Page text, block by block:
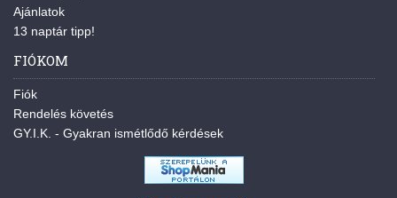
Ajánlatok
13 naptár tipp!
FIÓKOM
Fiók
Rendelés követés
GY.I.K. - Gyakran ismétlődő kérdések